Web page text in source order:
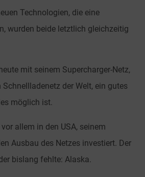
Technologien, die eine
wurden beide letztlich gleichzeitig
mit seinem Supercharger-Netz,
der Welt, ein gutes
möglich ist.
allem in den USA, seinem
Ausbau des Netzes investiert. Der
bislang fehlte: Alaska.